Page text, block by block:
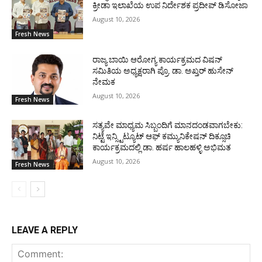
Fresh News
ಕ್ರೀಡಾ ಇಲಾಖೆಯ ಉಪ ನಿರ್ದೇಶಕ ಪ್ರದೀಪ್ ಡಿಸೋಜಾ
August 10, 2026
Fresh News
ರಾಜ್ಯ ಬಾಯಿ ಆರೋಗ್ಯ ಕಾರ್ಯಕ್ರಮದ ವಿಷನ್
ಸಮಿತಿಯ ಅಧ್ಯಕ್ಷರಾಗಿ ಪ್ರೊ. ಡಾ. ಅಖ್ತರ್ ಹುಸೇನ್
ನೇಮಕ
August 10, 2026
Fresh News
ಸತ್ಯವೇ ಮಾಧ್ಯಮ ಸಿಬ್ಬಂದಿಗೆ ಮಾನದಂಡವಾಗಬೇಕು:
ನಿಟ್ಟೆ ಇನ್ಸ್ಟಿಟ್ಯೂಟ್ ಆಫ್ ಕಮ್ಯುನಿಕೇಷನ್ ದಿಕ್ಸೂಚಿ
ಕಾರ್ಯಕ್ರಮದಲ್ಲಿ ಡಾ. ಹರ್ಷ ಹಾಲಹಳ್ಳಿ ಅಭಿಮತ
August 10, 2026
LEAVE A REPLY